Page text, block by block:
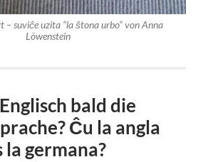
– suviĉe uzita “la ŝtona urbo“ von Anna
Löwenstein
bald die
Ĉu la angla
germana?